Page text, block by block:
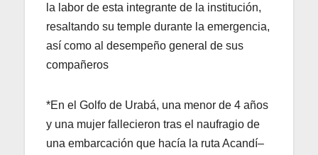
la labor de esta integrante de la institución,
resaltando su temple durante la emergencia,
así como al desempeño general de sus
compañeros
*En el Golfo de Urabá, una menor de 4 años
y una mujer fallecieron tras el naufragio de
una embarcación que hacía la ruta Acandí–